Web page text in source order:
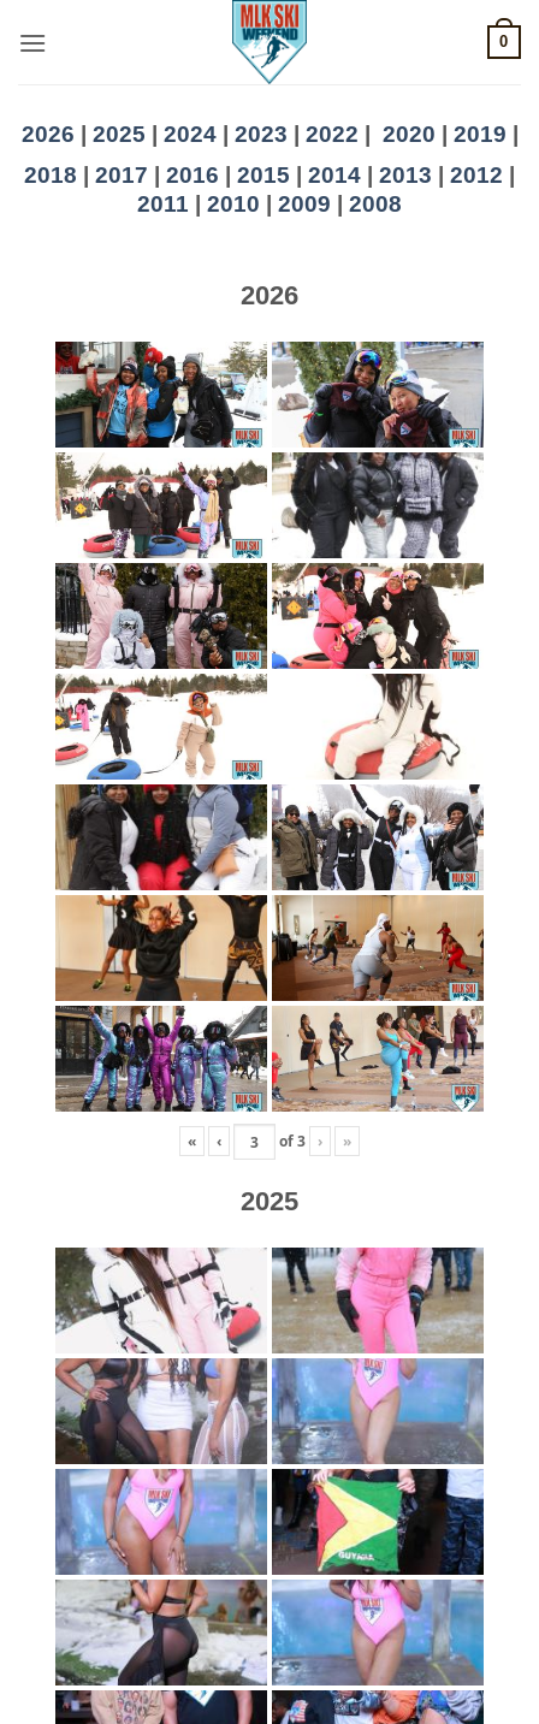
0
2026 2025 2024| 2023 2022 2020 2019
2018 | 2017 | 2016 | 2015 | 2014 | 2013 | 2012 |
2011 | 2010 | 2009 | 2008
2026
« ‹ of3 › »
2025